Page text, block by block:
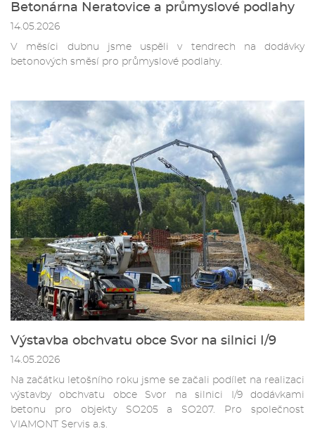
Betonárna Neratovice a průmyslové podlahy
14.05.2026
V měsíci dubnu jsme uspěli v tendrech na dodávky
betonových směsí pro průmyslové podlahy.
Výstavba obchvatu obce Svor na silnici I/9
14.05.2026
Na začátku letošního roku jsme se začali podílet na realizaci
výstavby obchvatu obce Svor na silnici I/9 dodávkami
betonu pro objekty SO205 a SO207. Pro společnost
VIAMONT Servis a.s.